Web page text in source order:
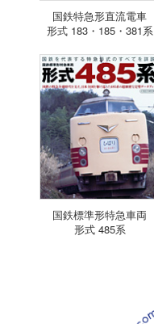
国鉄特急形直流電車
形式 183・185・381系
国鉄標準形特急車両
形式 485系